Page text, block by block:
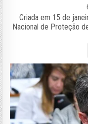
Criada em 15 de
Nacional de Proteção